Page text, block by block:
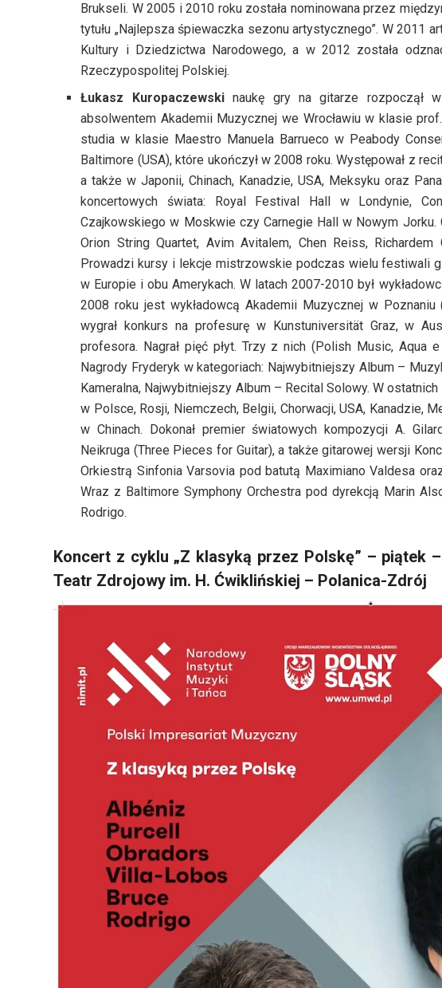
Brukseli. W 2005 i 2010 roku została nominowana przez
tytułu „Najlepsza śpiewaczka sezonu artystycznego”. W 2011
Kultury i Dziedzictwa Narodowego, a w 2012 została
Rzeczypospolitej Polskiej.
Łukasz Kuropaczewskinaukę gry na gitarze rozpoczął
absolwentem Akademii Muzycznej we Wrocławiu w klasie
studia w klasie Maestro Manuela Barrueco w Peabody
Baltimore (USA), które ukończył w 2008 roku. Występował z
a także w Japonii, Chinach, Kanadzie, USA, Meksyku oraz
koncertowych świata: Royal Festival Hall w Londynie,
Czajkowskiego w Moskwie czy Carnegie Hall w Nowym
Orion String Quartet, Avim Avitalem, Chen Reiss,
Prowadzi kursy i lekcje mistrzowskie podczas wielu festiwali
w Europie i obu Amerykach. W latach 2007-2010 był
2008 roku jest wykładowcą Akademii Muzycznej w
wygrał konkurs na profesurę w Kunstuniversität Graz, w
profesora. Nagrał pięć płyt. Trzy z nich (Polish Music, Aqua
Nagrody Fryderyk w kategoriach: Najwybitniejszy Album –
Kameralna, Najwybitniejszy Album – Recital Solowy. W
w Polsce, Rosji, Niemczech, Belgii, Chorwacji, USA, Kanadzie,
w Chinach. Dokonał premier światowych kompozycji A.
Neikruga (Three Pieces for Guitar), a także gitarowej wersji
Orkiestrą Sinfonia Varsovia pod batutą Maximiano Valdesa
Wraz z Baltimore Symphony Orchestra pod dyrekcją Marin
Rodrigo.
Koncert z cyklu „Z klasyką przez Polskę” – piątek
Teatr Zdrojowy im. H. Ćwiklińskiej – Polanica-Zdrój